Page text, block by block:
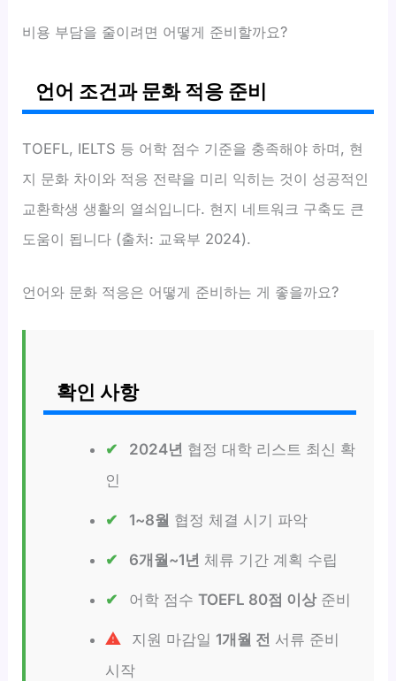
비용 부담을 줄이려면 어떻게 준비할까요?
언어 조건과 문화 적응 준비
TOEFL, IELTS 등 어학 점수 기준을 충족해야 하며, 현
지 문화 차이와 적응 전략을 미리 익히는 것이 성공적인
교환학생 생활의 열쇠입니다. 현지 네트워크 구축도 큰
도움이 됩니다 (출처: 교육부 2024).
언어와 문화 적응은 어떻게 준비하는 게 좋을까요?
확인 사항
2024년 협정 대학 리스트 최신 확
인
1~8월 협정 체결 시기 파악
6개월~1년 체류 기간 계획 수립
어학 점수 TOEFL 80점 이상준비
지원 마감일 1개월 전 서류 준비
시작